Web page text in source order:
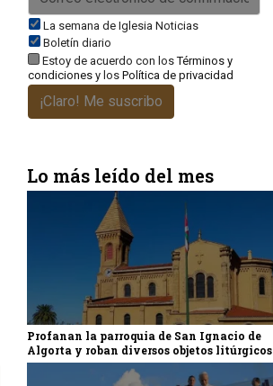
La semana de Iglesia Noticias
Boletín diario
Estoy de acuerdo con losTérminos y
condiciones y los Política de privacidad
¡Claro! Me suscribo
Lo más leído del mes
Profanan la parroquia de San Ignacio de
Algorta y roban diversos objetos litúrgicos